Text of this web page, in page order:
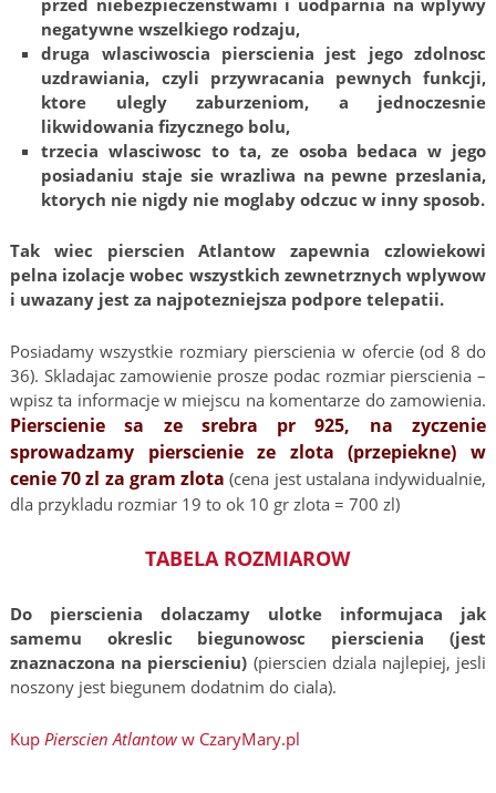
przed niebezpieczenstwami i uodparnia na wplywy
negatywne wszelkiego rodzaju,
druga wlasciwoscia pierscienia jest jego zdolnosc
uzdrawiania, czyli przywracania pewnych funkcji,
ktore ulegly zaburzeniom, a jednoczesnie
likwidowania fizycznego bolu,
trzecia wlasciwosc to ta, ze osoba bedaca w jego
posiadaniu staje sie wrazliwa na pewne przeslania,
ktorych nie nigdy nie moglaby odczuc w inny sposob.
Tak wiec pierscien Atlantow zapewnia czlowiekowi
pelna izolacje wobec wszystkich zewnetrznych wplywow
i uwazany jest za najpotezniejsza podpore telepatii.
Posiadamy wszystkie rozmiary pierscienia w ofercie (od 8 do
36). Skladajac zamowienie prosze podac rozmiar pierscienia –
wpisz ta informacje w miejscu na komentarze do zamowienia.
Pierscienie sa ze srebra pr 925, na zyczenie
sprowadzamy pierscienie ze zlota (przepiekne) w
cenie 70 zl za gram zlota (cena jest ustalana indywidualnie,
dla przykladu rozmiar 19 to ok 10 gr zlota = 700 zl)
TABELA ROZMIAROW
Do pierscienia dolaczamy ulotke informujaca jak
samemu okreslic biegunowosc pierscienia (jest
znaznaczona na pierscieniu) (pierscien dziala najlepiej, jesli
noszony jest biegunem dodatnim do ciala).
Kup Pierscien Atlantoww CzaryMary.pl